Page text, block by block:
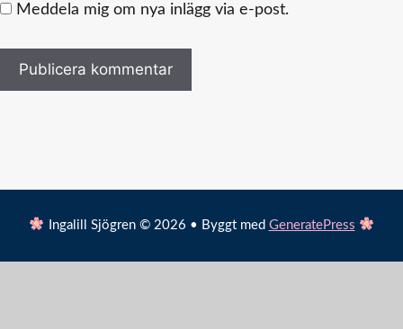
Meddela mig om nya inlägg via e-post.
Ingalill Sjögren © 2026 • Byggt med GeneratePress